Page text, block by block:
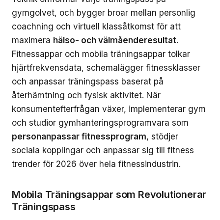
gymgolvet, och bygger broar mellan personlig
coachning och virtuell klassåtkomst för att
maximera hälso- och välmåenderesultat.
Fitnessappar och mobila träningsappar tolkar
hjärtfrekvensdata, schemalägger fitnessklasser
och anpassar träningspass baserat på
återhämtning och fysisk aktivitet. När
konsumentefterfrågan växer, implementerar gym
och studior gymhanteringsprogramvara som
personanpassar fitnessprogram, stödjer
sociala kopplingar och anpassar sig till fitness
trender för 2026 över hela fitnessindustrin.
Mobila Träningsappar som Revolutionerar
Träningspass